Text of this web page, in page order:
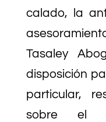
calado, la
Tasaley
disposición
particular,
sobre el